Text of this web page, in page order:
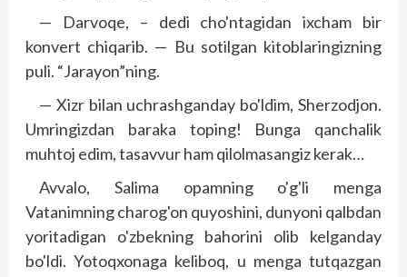
— Darvoqe, – dedi cho'ntagidan ixcham bir
konvert chiqarib. — Bu sotilgan kitoblaringizning
puli. “Jarayon”ning.
— Xizr bilan uchrashganday bo'ldim, Sherzodjon.
Umringizdan baraka toping! Bunga qanchalik
muhtoj edim, tasavvur ham qilolmasangiz kerak…
Avvalo, Salima opamning o'g'li menga
Vatanimning charog'on quyoshini, dunyoni qalbdan
yoritadigan o'zbekning bahorini olib kelganday
bo'ldi. Yotoqxonaga keliboq, u menga tutqazgan